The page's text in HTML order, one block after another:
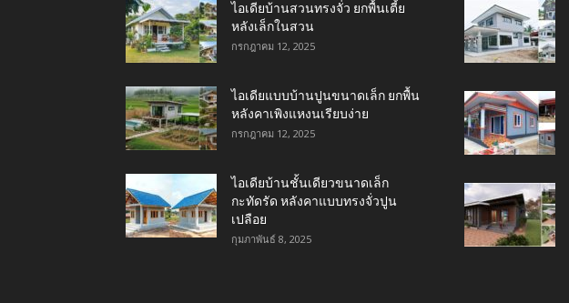
ไอเดียบ้านสวนทรงจั่ว ยกพื้นเตี้ย
หลังเล็กในสวน
กรกฎาคม 12, 2025
ไอเดียแบบบ้านปูนขนาดเล็ก ยกพื้น
หลังคาเพิงแหงนเรียบง่าย
กรกฎาคม 12, 2025
ไอเดียบ้านชั้นเดียวขนาดเล็ก
กะทัดรัด หลังคาแบบทรงจั่วปูน
เปลือย
กุมภาพันธ์ 8, 2025